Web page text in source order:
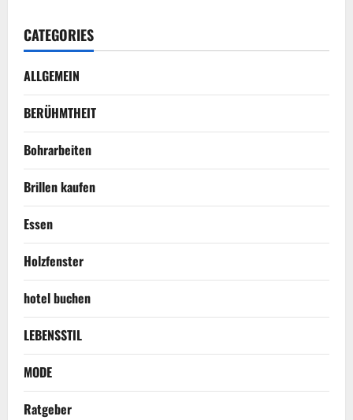
CATEGORIES
ALLGEMEIN
BERÜHMTHEIT
Bohrarbeiten
Brillen kaufen
Essen
Holzfenster
hotel buchen
LEBENSSTIL
MODE
Ratgeber